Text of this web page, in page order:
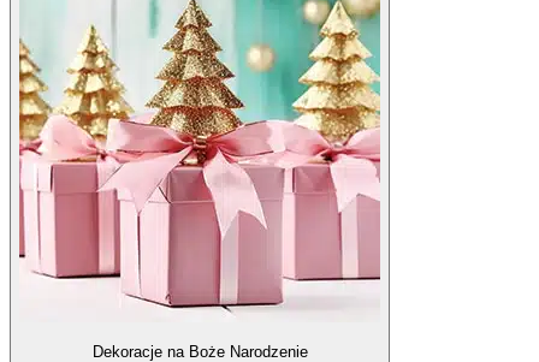
Dekoracje na Boże Narodzenie